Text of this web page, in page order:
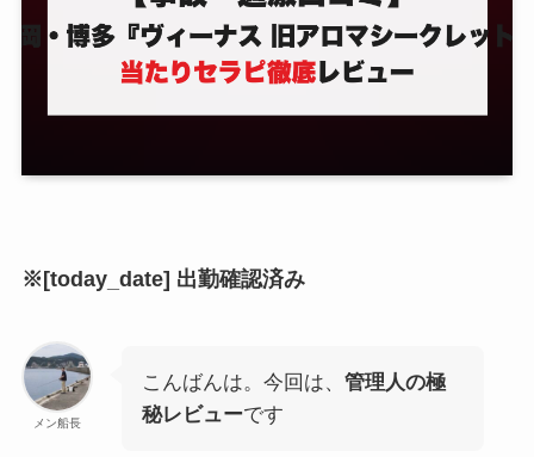
※[today_date] 出勤確認済み
メン船長
こんばんは。今回は、 管理人の極
秘レビューです